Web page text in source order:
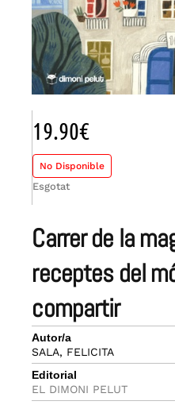
carrer de la magrana.
receptes del
compartir
Autor/a
SALA, FELICITA
Editorial
EL DIMONI PELUT
19.90€
No Disponible
Esgotat